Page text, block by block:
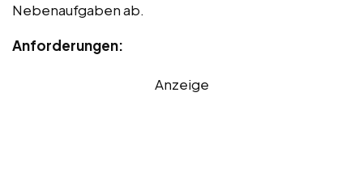
Nebenaufgaben ab.
Anforderungen:
Anzeige